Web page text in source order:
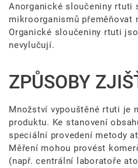
Anorganické sloučeniny rtuti
mikroorganismů přeměňovat
Organické sloučeniny rtuti
nevylučují.
ZPŮSOBY
Množství vypouštěné rtuti je
produktu. Ke stanovení
speciální provedení metody
Měření mohou provést
(např. centrální laboratoře